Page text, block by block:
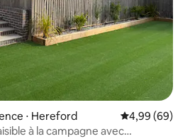
⋅ Hereford Évaluation
4,99 (69)
à la campagne avec